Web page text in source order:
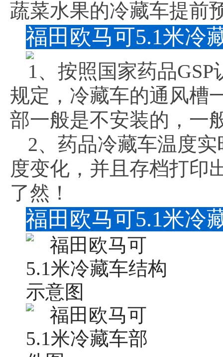
蔬菜水果的冷藏车提前
福田欧马可5.1米冷
1、按照国家药品
规定，冷藏车的通风槽
部一般是不安装的，一
2、药品冷藏车温度
度变化，并且存档打印
了然！
福田欧马可5.1米冷